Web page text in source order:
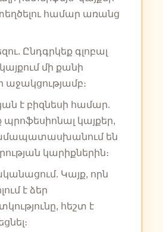
համար առանց
Ընդգրկեք գլոբալ
մի քանի
աջակցությամբ։
է բիզնեսի համար.
պրոֆեսիոնալ կայքեր,
են
կարիքներին։
Կայք, որն
է ձեր
հեշտ է